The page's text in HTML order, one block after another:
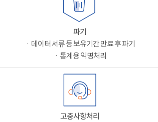
파기
ㆍ데이터 서류 등 보유기간 만료 후 파기
ㆍ통계용 익명처리
고충사항처리